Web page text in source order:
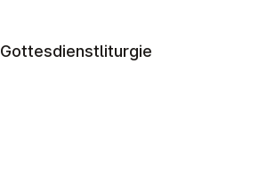
Gottesdienstliturgie